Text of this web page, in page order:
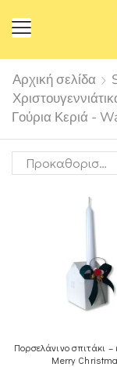
Αρχική σελίδα
Γούρια Κεριά -
Πορσελάνινο σπιτάκι –
Merry